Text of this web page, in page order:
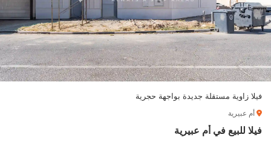
فيلا زاوية مستقلة جديدة بواجهة حجرية
أم عبيرية
فيلا للبيع في أم عبيرية